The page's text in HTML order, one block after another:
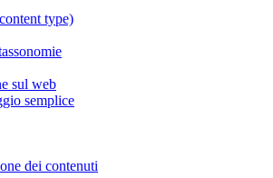
type)
sul web
semplice
dei contenuti